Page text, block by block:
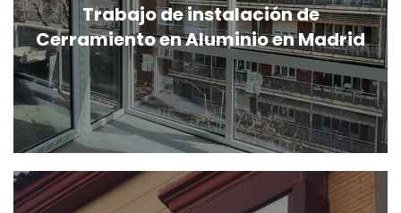
Trabajo de instalación de
Cerramiento en Aluminio en Madrid